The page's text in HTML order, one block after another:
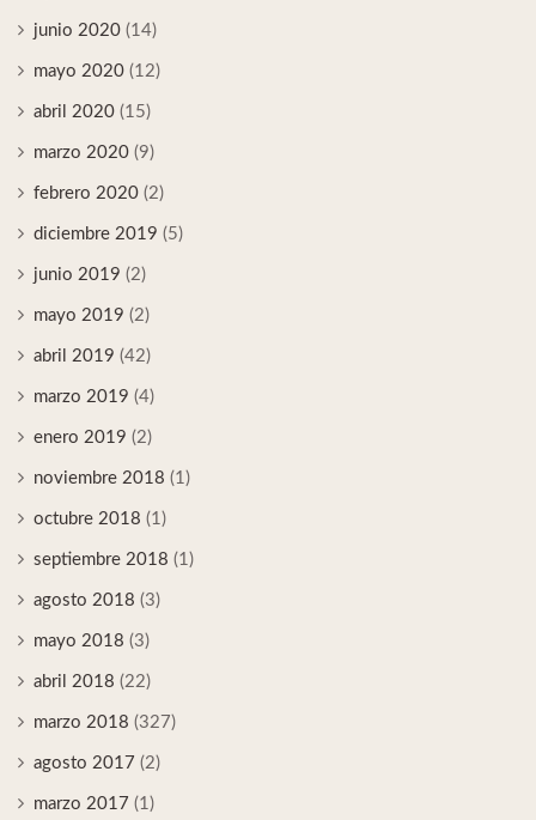
junio 2020 (14)
mayo 2020 (12)
abril 2020 (15)
marzo 2020 (9)
febrero 2020 (2)
diciembre 2019 (5)
junio 2019 (2)
mayo 2019 (2)
abril 2019 (42)
marzo 2019 (4)
enero 2019 (2)
noviembre 2018 (1)
octubre 2018 (1)
septiembre 2018 (1)
agosto 2018 (3)
mayo 2018 (3)
abril 2018 (22)
marzo 2018 (327)
agosto 2017 (2)
marzo 2017 (1)